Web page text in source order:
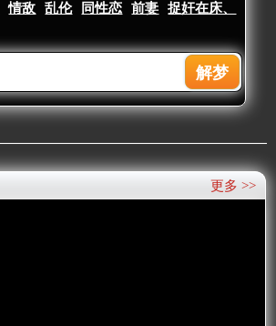
情敌 乱伦 同性恋 前妻
捉奸在床、
更多 >>